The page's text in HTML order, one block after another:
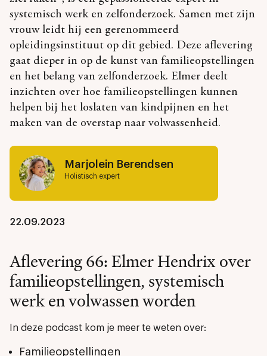
systemisch werk en zelfonderzoek. Samen met zijn
vrouw leidt hij een gerenommeerd
opleidingsinstituut op dit gebied. Deze aflevering
gaat dieper in op de kunst van familieopstellingen
en het belang van zelfonderzoek. Elmer deelt
inzichten over hoe familieopstellingen kunnen
helpen bij het loslaten van kindpijnen en het
maken van de overstap naar volwassenheid.
Marjolein Berendsen
Holistisch expert
22.09.2023
Aflevering 66: Elmer Hendrix over
familieopstellingen, systemisch
werk en volwassen worden
In deze podcast kom je meer te weten over:
Familieopstellingen